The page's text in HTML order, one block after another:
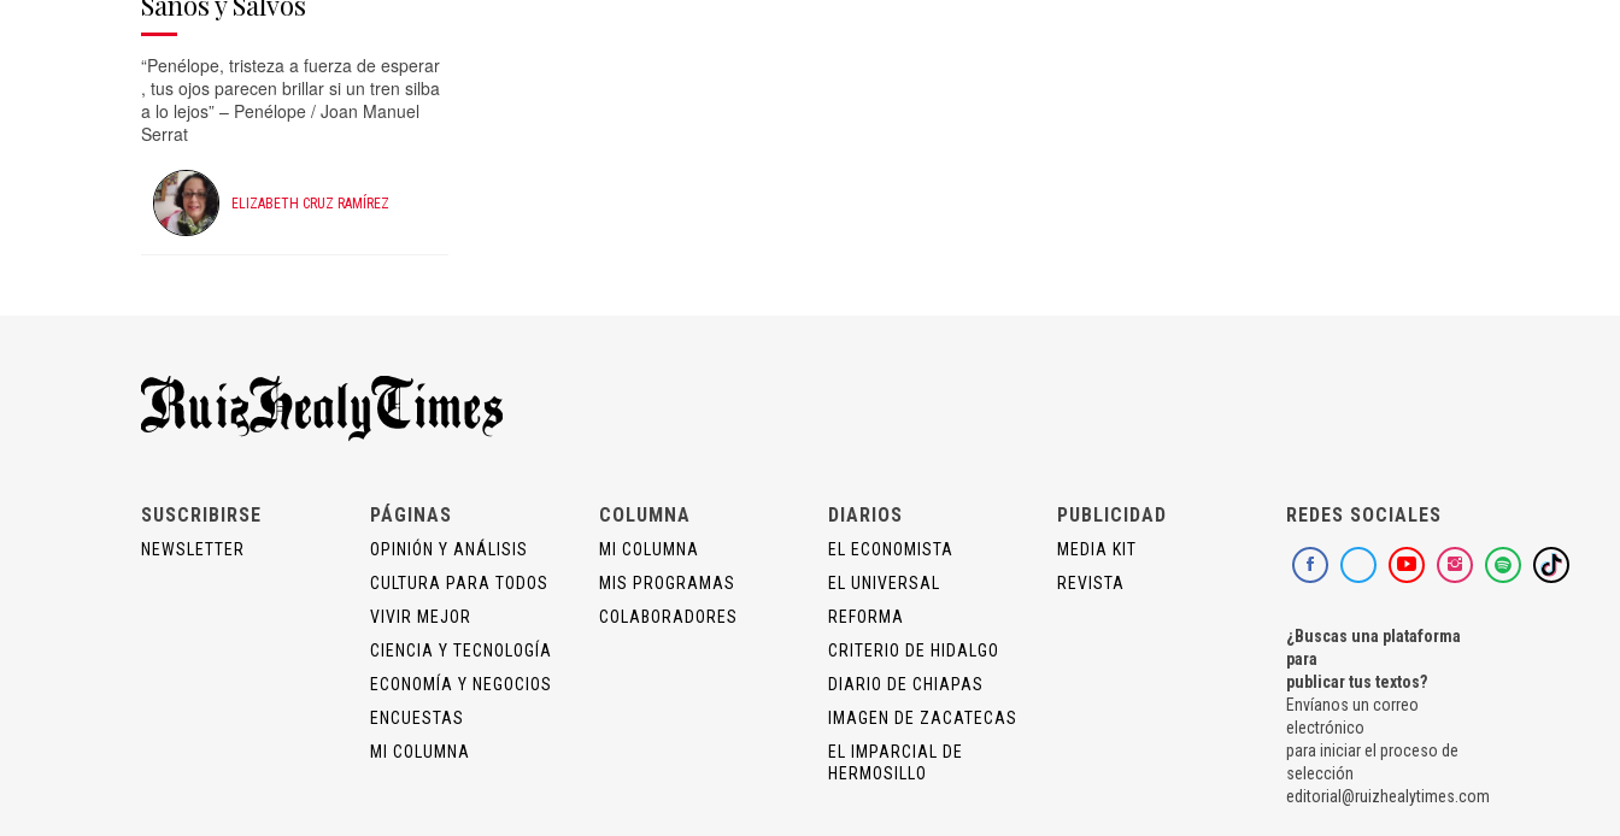
“Penélope, tristeza a fuerza de esperar
, tus ojos parecen brillar si un tren silba
a lo lejos” – Penélope / Joan Manuel
Serrat
ELIZABETH CRUZ RAMÍREZ
SUSCRIBIRSE
NEWSLETTER
PÁGINAS
OPINIÓN Y ANÁLISIS
CULTURA PARA TODOS
VIVIR MEJOR
CIENCIA Y TECNOLOGÍA
ECONOMÍA Y NEGOCIOS
ENCUESTAS
MI COLUMNA
COLUMNA
MI COLUMNA
MIS PROGRAMAS
COLABORADORES
DIARIOS
EL ECONOMISTA
EL UNIVERSAL
REFORMA
CRITERIO DE HIDALGO
DIARIO DE CHIAPAS
IMAGEN DE ZACATECAS
EL IMPARCIAL DE
HERMOSILLO
PUBLICIDAD
MEDIA KIT
REVISTA
REDES SOCIALES
¿Buscas una plataforma
para
publicar tus textos?
Envíanos un correo
electrónico
para iniciar el proceso de
selección
editorial@ruizhealytimes.com